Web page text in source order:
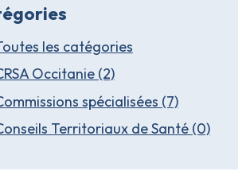
les catégories
Occitanie (2)
spécialisées (7)
Territoriaux de Santé (0)